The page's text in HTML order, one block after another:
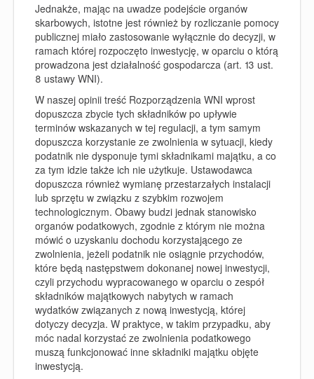
Jednakże, mając na uwadze podejście organów
skarbowych, istotne jest również by rozliczanie pomocy
publicznej miało zastosowanie wyłącznie do decyzji, w
ramach której rozpoczęto inwestycję, w oparciu o którą
prowadzona jest działalność gospodarcza (art. 13 ust.
8 ustawy WNI).
W naszej opinii treść Rozporządzenia WNI wprost
dopuszcza zbycie tych składników po upływie
terminów wskazanych w tej regulacji, a tym samym
dopuszcza korzystanie ze zwolnienia w sytuacji, kiedy
podatnik nie dysponuje tymi składnikami majątku, a co
za tym idzie także ich nie użytkuje. Ustawodawca
dopuszcza również wymianę przestarzałych instalacji
lub sprzętu w związku z szybkim rozwojem
technologicznym. Obawy budzi jednak stanowisko
organów podatkowych, zgodnie z którym nie można
mówić o uzyskaniu dochodu korzystającego ze
zwolnienia, jeżeli podatnik nie osiągnie przychodów,
które będą następstwem dokonanej nowej inwestycji,
czyli przychodu wypracowanego w oparciu o zespół
składników majątkowych nabytych w ramach
wydatków związanych z nową inwestycją, której
dotyczy decyzja. W praktyce, w takim przypadku, aby
móc nadal korzystać ze zwolnienia podatkowego
muszą funkcjonować inne składniki majątku objęte
inwestycją.